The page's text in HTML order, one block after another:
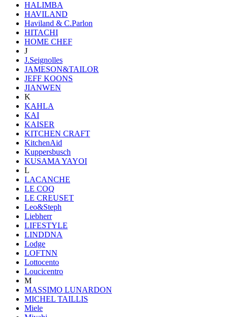
HALIMBA
HAVILAND
Haviland & C.Parlon
HITACHI
HOME CHEF
J
J.Seignolles
JAMESON&TAILOR
JEFF KOONS
JIANWEN
K
KAHLA
KAI
KAISER
KITCHEN CRAFT
KitchenAid
Kuppersbusch
KUSAMA YAYOI
L
LACANCHE
LE COQ
LE CREUSET
Leo&Steph
Liebherr
LIFESTYLE
LINDDNA
Lodge
LOFTNN
Lottocento
Loucicentro
M
MASSIMO LUNARDON
MICHEL TAILLIS
Miele